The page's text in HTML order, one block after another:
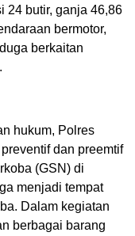
24 butir, ganja 46,86
bermotor,
berkaitan
hukum, Polres
dan preemtif
(GSN) di
menjadi tempat
Dalam kegiatan
berbagai barang